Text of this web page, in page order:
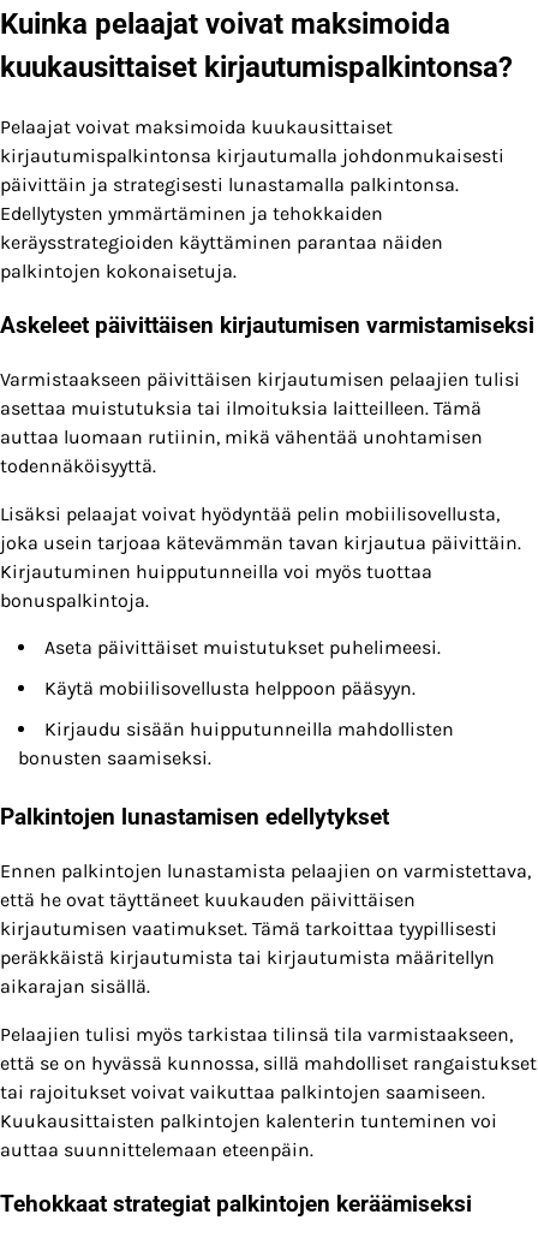
Kuinka pelaajat voivat maksimoida
kuukausittaiset kirjautumispalkintonsa?
Pelaajat voivat maksimoida kuukausittaiset
kirjautumispalkintonsa kirjautumalla johdonmukaisesti
päivittäin ja strategisesti lunastamalla palkintonsa.
Edellytysten ymmärtäminen ja tehokkaiden
keräysstrategioiden käyttäminen parantaa näiden
palkintojen kokonaisetuja.
Askeleet päivittäisen kirjautumisen varmistamiseksi
Varmistaakseen päivittäisen kirjautumisen pelaajien tulisi
asettaa muistutuksia tai ilmoituksia laitteilleen. Tämä
auttaa luomaan rutiinin, mikä vähentää unohtamisen
todennäköisyyttä.
Lisäksi pelaajat voivat hyödyntää pelin mobiilisovellusta,
joka usein tarjoaa kätevämmän tavan kirjautua päivittäin.
Kirjautuminen huipputunneilla voi myös tuottaa
bonuspalkintoja.
Aseta päivittäiset muistutukset puhelimeesi.
Käytä mobiilisovellusta helppoon pääsyyn.
Kirjaudu sisään huipputunneilla mahdollisten
bonusten saamiseksi.
Palkintojen lunastamisen edellytykset
Ennen palkintojen lunastamista pelaajien on varmistettava,
että he ovat täyttäneet kuukauden päivittäisen
kirjautumisen vaatimukset. Tämä tarkoittaa tyypillisesti
peräkkäistä kirjautumista tai kirjautumista määritellyn
aikarajan sisällä.
Pelaajien tulisi myös tarkistaa tilinsä tila varmistaakseen,
että se on hyvässä kunnossa, sillä mahdolliset rangaistukset
tai rajoitukset voivat vaikuttaa palkintojen saamiseen.
Kuukausittaisten palkintojen kalenterin tunteminen voi
auttaa suunnittelemaan eteenpäin.
Tehokkaat strategiat palkintojen keräämiseksi